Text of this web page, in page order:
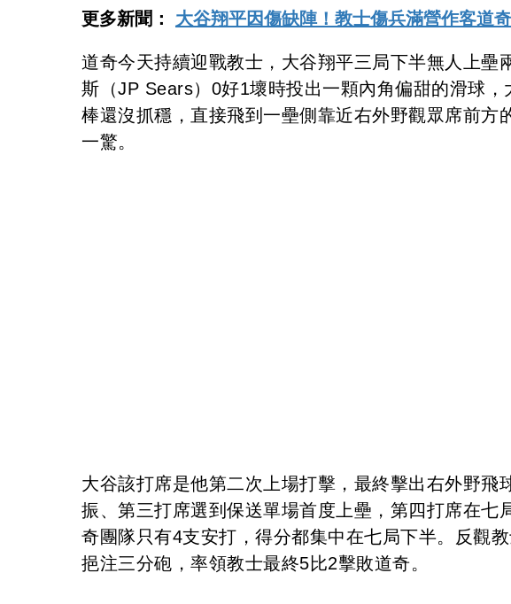
更多新聞： 大谷翔平因傷缺陣！教士傷兵滿營作客道
道奇今天持續迎戰教士，大谷翔平三局下半無人上壘
斯（JP Sears）0好1壞時投出一顆內角偏甜的滑球
棒還沒抓穩，直接飛到一壘側靠近右外野觀眾席前方
一驚。
大谷該打席是他第二次上場打擊，最終擊出右外野飛
振、第三打席選到保送單場首度上壘，第四打席在七
奇團隊只有4支安打，得分都集中在七局下半。反觀
挹注三分砲，率領教士最終5比2擊敗道奇。